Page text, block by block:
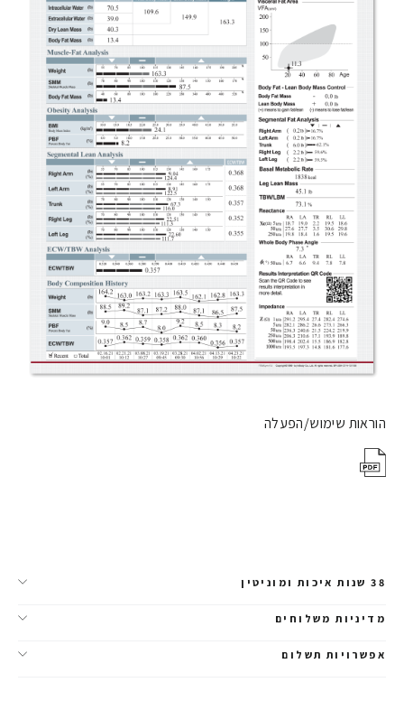
הוראות שימוש/הפעלה
38 שנות איכות ומוניטין
מדיניות משלוחים
אפשרויות תשלום